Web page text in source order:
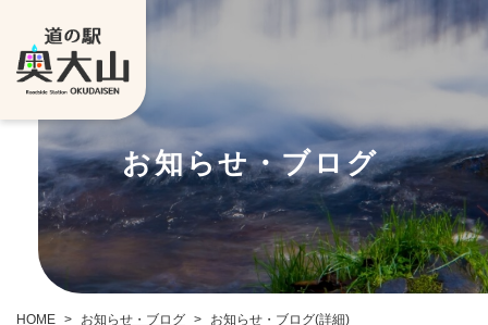
お知らせ・ブログ
HOME > お知らせ・ブログ > お知らせ・ブログ(詳細)